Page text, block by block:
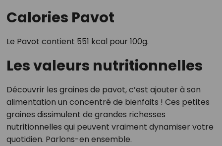
Calories Pavot
Le Pavot contient 551 kcal pour 100g.
Les valeurs nutritionnelles
Découvrir les graines de pavot, c’est ajouter à son
alimentation un concentré de bienfaits ! Ces petites
graines dissimulent de grandes richesses
nutritionnelles qui peuvent vraiment dynamiser votre
quotidien. Parlons-en ensemble.